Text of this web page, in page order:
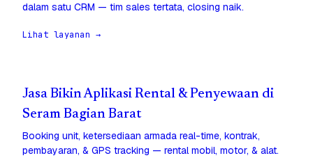
dalam satu CRM — tim sales tertata, closing naik.
Lihat layanan →
Jasa Bikin Aplikasi Rental & Penyewaan di
Seram Bagian Barat
Booking unit, ketersediaan armada real-time, kontrak,
pembayaran, & GPS tracking — rental mobil, motor, & alat.